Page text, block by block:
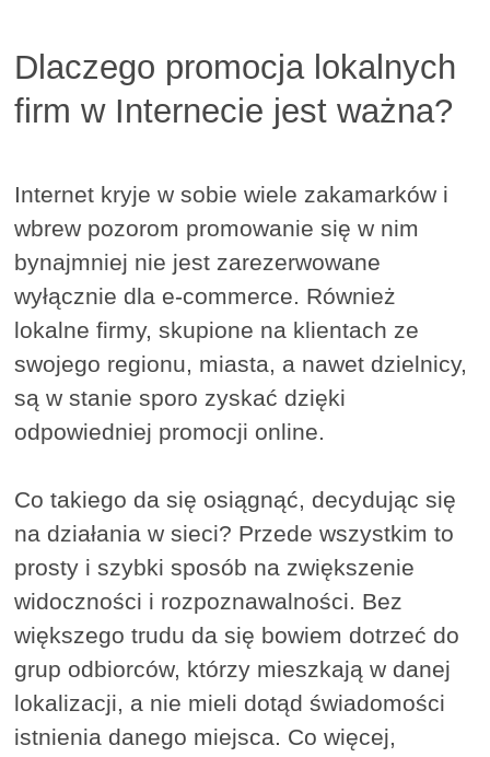
Dlaczego promocja lokalnych
firm w Internecie jest ważna?
Internet kryje w sobie wiele zakamarków i
wbrew pozorom promowanie się w nim
bynajmniej nie jest zarezerwowane
wyłącznie dla e-commerce. Również
lokalne firmy, skupione na klientach ze
swojego regionu, miasta, a nawet dzielnicy,
są w stanie sporo zyskać dzięki
odpowiedniej promocji online.
Co takiego da się osiągnąć, decydując się
na działania w sieci? Przede wszystkim to
prosty i szybki sposób na zwiększenie
widoczności i rozpoznawalności. Bez
większego trudu da się bowiem dotrzeć do
grup odbiorców, którzy mieszkają w danej
lokalizacji, a nie mieli dotąd świadomości
istnienia danego miejsca. Co więcej,